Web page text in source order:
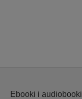
Ebooki i audiobooki